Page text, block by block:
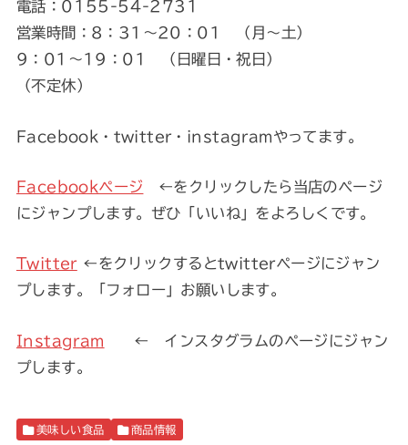
電話：0155-54-2731
営業時間：8：31～20：01 （月～土）
9：01～19：01 （日曜日・祝日）
（不定休）
Facebook・twitter・instagramやってます。
Facebookページ ←をクリックしたら当店のページ
にジャンプします。ぜひ「いいね」をよろしくです。
Twitter ←をクリックするとtwitterページにジャン
プします。「フォロー」お願いします。
Instagram ← インスタグラムのページにジャン
プします。
美味しい食品 商品情報